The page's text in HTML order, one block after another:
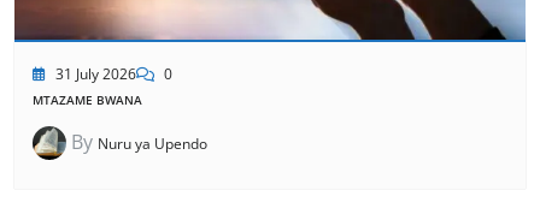
31 July 2026 0
MTAZAME BWANA
By Nuru ya Upendo